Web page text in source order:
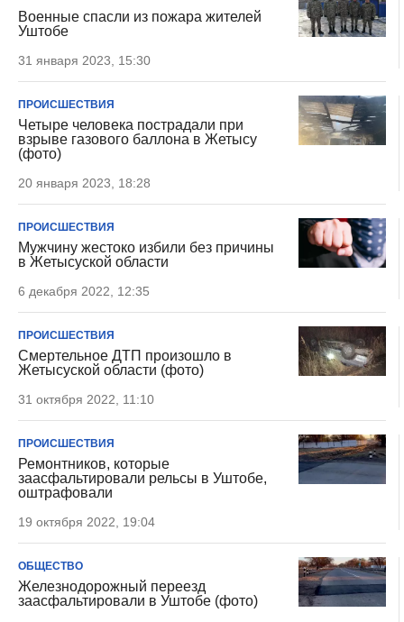
Военные спасли из пожара жителей
Уштобе
31 января 2023, 15:30
ПРОИСШЕСТВИЯ
Четыре человека пострадали при
взрыве газового баллона в Жетысу
(фото)
20 января 2023, 18:28
ПРОИСШЕСТВИЯ
Мужчину жестоко избили без причины
в Жетысуской области
6 декабря 2022, 12:35
ПРОИСШЕСТВИЯ
Смертельное ДТП произошло в
Жетысуской области (фото)
31 октября 2022, 11:10
ПРОИСШЕСТВИЯ
Ремонтников, которые
заасфальтировали рельсы в Уштобе,
оштрафовали
19 октября 2022, 19:04
ОБЩЕСТВО
Железнодорожный переезд
заасфальтировали в Уштобе (фото)